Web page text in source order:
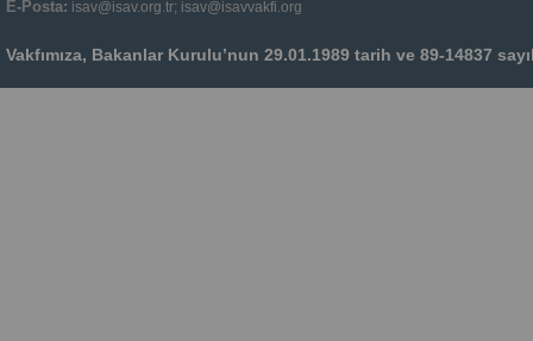
E-Posta: isav@isav.org.tr; isav@isavvakfi.org
Vakfımıza, Bakanlar Kurulu’nun 29.01.1989 tarih ve 89-14837